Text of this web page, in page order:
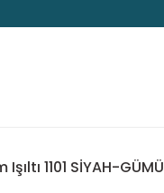
1101 SİYAH-